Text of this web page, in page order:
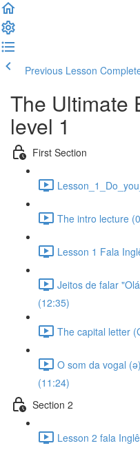
Previous Lesson
The Ultimate
level 1
First Section
The intro lecture
Lesson 1 Fala
Jeitos de falar
(12:35)
The capital letter
O som da vogal
(11:24)
Section 2
Lesson 2 fala